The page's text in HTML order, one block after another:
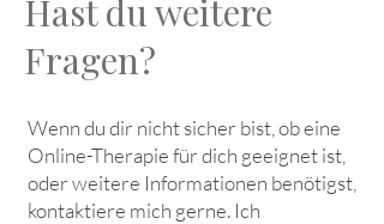
Hast du weitere
Fragen?
Wenn du dir nicht sicher bist, ob eine
Online-Therapie für dich geeignet ist,
oder weitere Informationen benötigst,
kontaktiere mich gerne. Ich